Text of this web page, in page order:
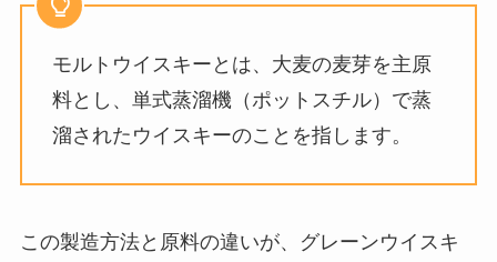
モルトウイスキーとは、大麦の麦芽を主原
料とし、単式蒸溜機（ポットスチル）で蒸
溜されたウイスキーのことを指します。
この製造方法と原料の違いが、グレーンウイスキ